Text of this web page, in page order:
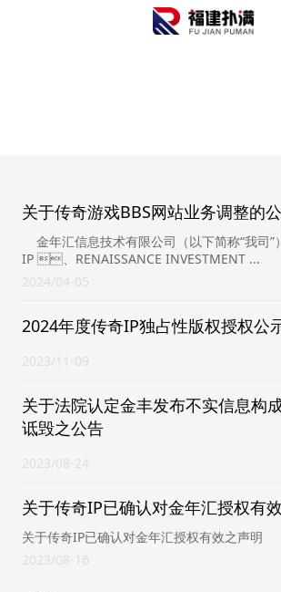
金年汇-jinnianhui金年(金字招牌)诚信至上
关于传奇游戏BBS网站业务调整的
金年汇信息技术有限公司（以下简称“我司”
IP 、RENAISSANCE INVESTMENT ...
2024 04-05
2024年度传奇IP独占性版权授权公
2023 11-09
关于法院认定金丰发布不实信息构
诋毁之公告
2023 08-24
关于传奇IP已确认对金年汇授权有
关于传奇IP已确认对金年汇授权有效之声明
2023 08-16